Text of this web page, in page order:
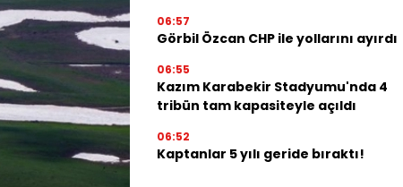
06:57
Görbil Özcan CHP ile yollarını ayırdı
06:55
Kazım Karabekir Stadyumu'nda 4
tribün tam kapasiteyle açıldı
06:52
Kaptanlar 5 yılı geride bıraktı!